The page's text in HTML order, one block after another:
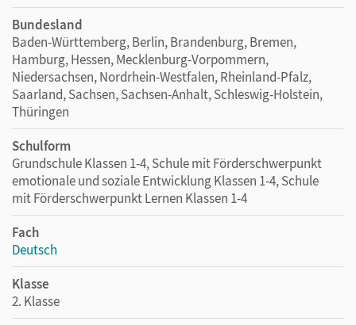
Bundesland
Baden-Württemberg, Berlin, Brandenburg, Bremen,
Hamburg, Hessen, Mecklenburg-Vorpommern,
Niedersachsen, Nordrhein-Westfalen, Rheinland-Pfalz,
Saarland, Sachsen, Sachsen-Anhalt, Schleswig-Holstein,
Thüringen
Schulform
Grundschule Klassen 1-4, Schule mit Förderschwerpunkt
emotionale und soziale Entwicklung Klassen 1-4, Schule
mit Förderschwerpunkt Lernen Klassen 1-4
Fach
Deutsch
Klasse
2. Klasse